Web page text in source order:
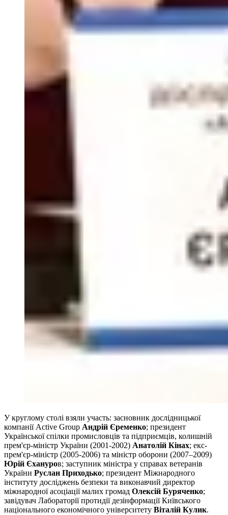
У круглому столі взяли участь: засновник дослідницької
компанії Active Group Андрій Єременко; президент
Української спілки промисловців та підприємців, колишній
прем'єр-міністр України (2001-2002) Анатолій Кінах; екс-
прем'єр-міністр (2005-2006) та міністр оборони (2007–2009)
Юрій Єхануров; заступник міністра у справах ветеранів
України Руслан Приходько; президент Міжнародного
інституту досліджень безпеки та виконавчий директор
міжнародної асоціації малих громад Олексій Буряченко;
завідувач Лабораторії протидії дезінформації Київського
національного економічного університету Віталій Кулик.